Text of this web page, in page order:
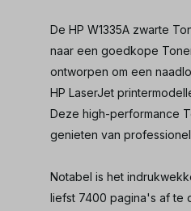
De HP W1335A zwarte
naar een goedkope
ontworpen om een
HP LaserJet
Deze high-performance
genieten van
Notabel is het
liefst 7400 pagina's af te